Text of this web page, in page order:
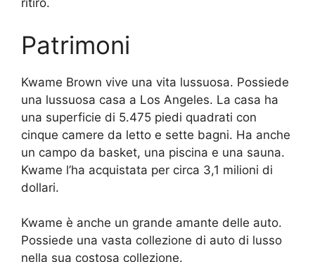
ritiro.
Patrimoni
Kwame Brown vive una vita lussuosa. Possiede
una lussuosa casa a Los Angeles. La casa ha
una superficie di 5.475 piedi quadrati con
cinque camere da letto e sette bagni. Ha anche
un campo da basket, una piscina e una sauna.
Kwame l’ha acquistata per circa 3,1 milioni di
dollari.
Kwame è anche un grande amante delle auto.
Possiede una vasta collezione di auto di lusso
nella sua costosa collezione.